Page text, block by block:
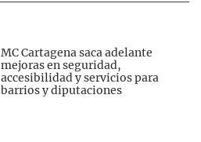
MC Cartagena saca adelante
mejoras en seguridad,
accesibilidad y servicios para
barrios y diputaciones